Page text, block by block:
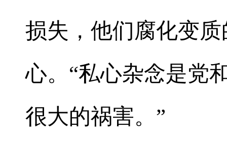
损失，他们腐化变
心。“私心杂念是党
很大的祸害。”